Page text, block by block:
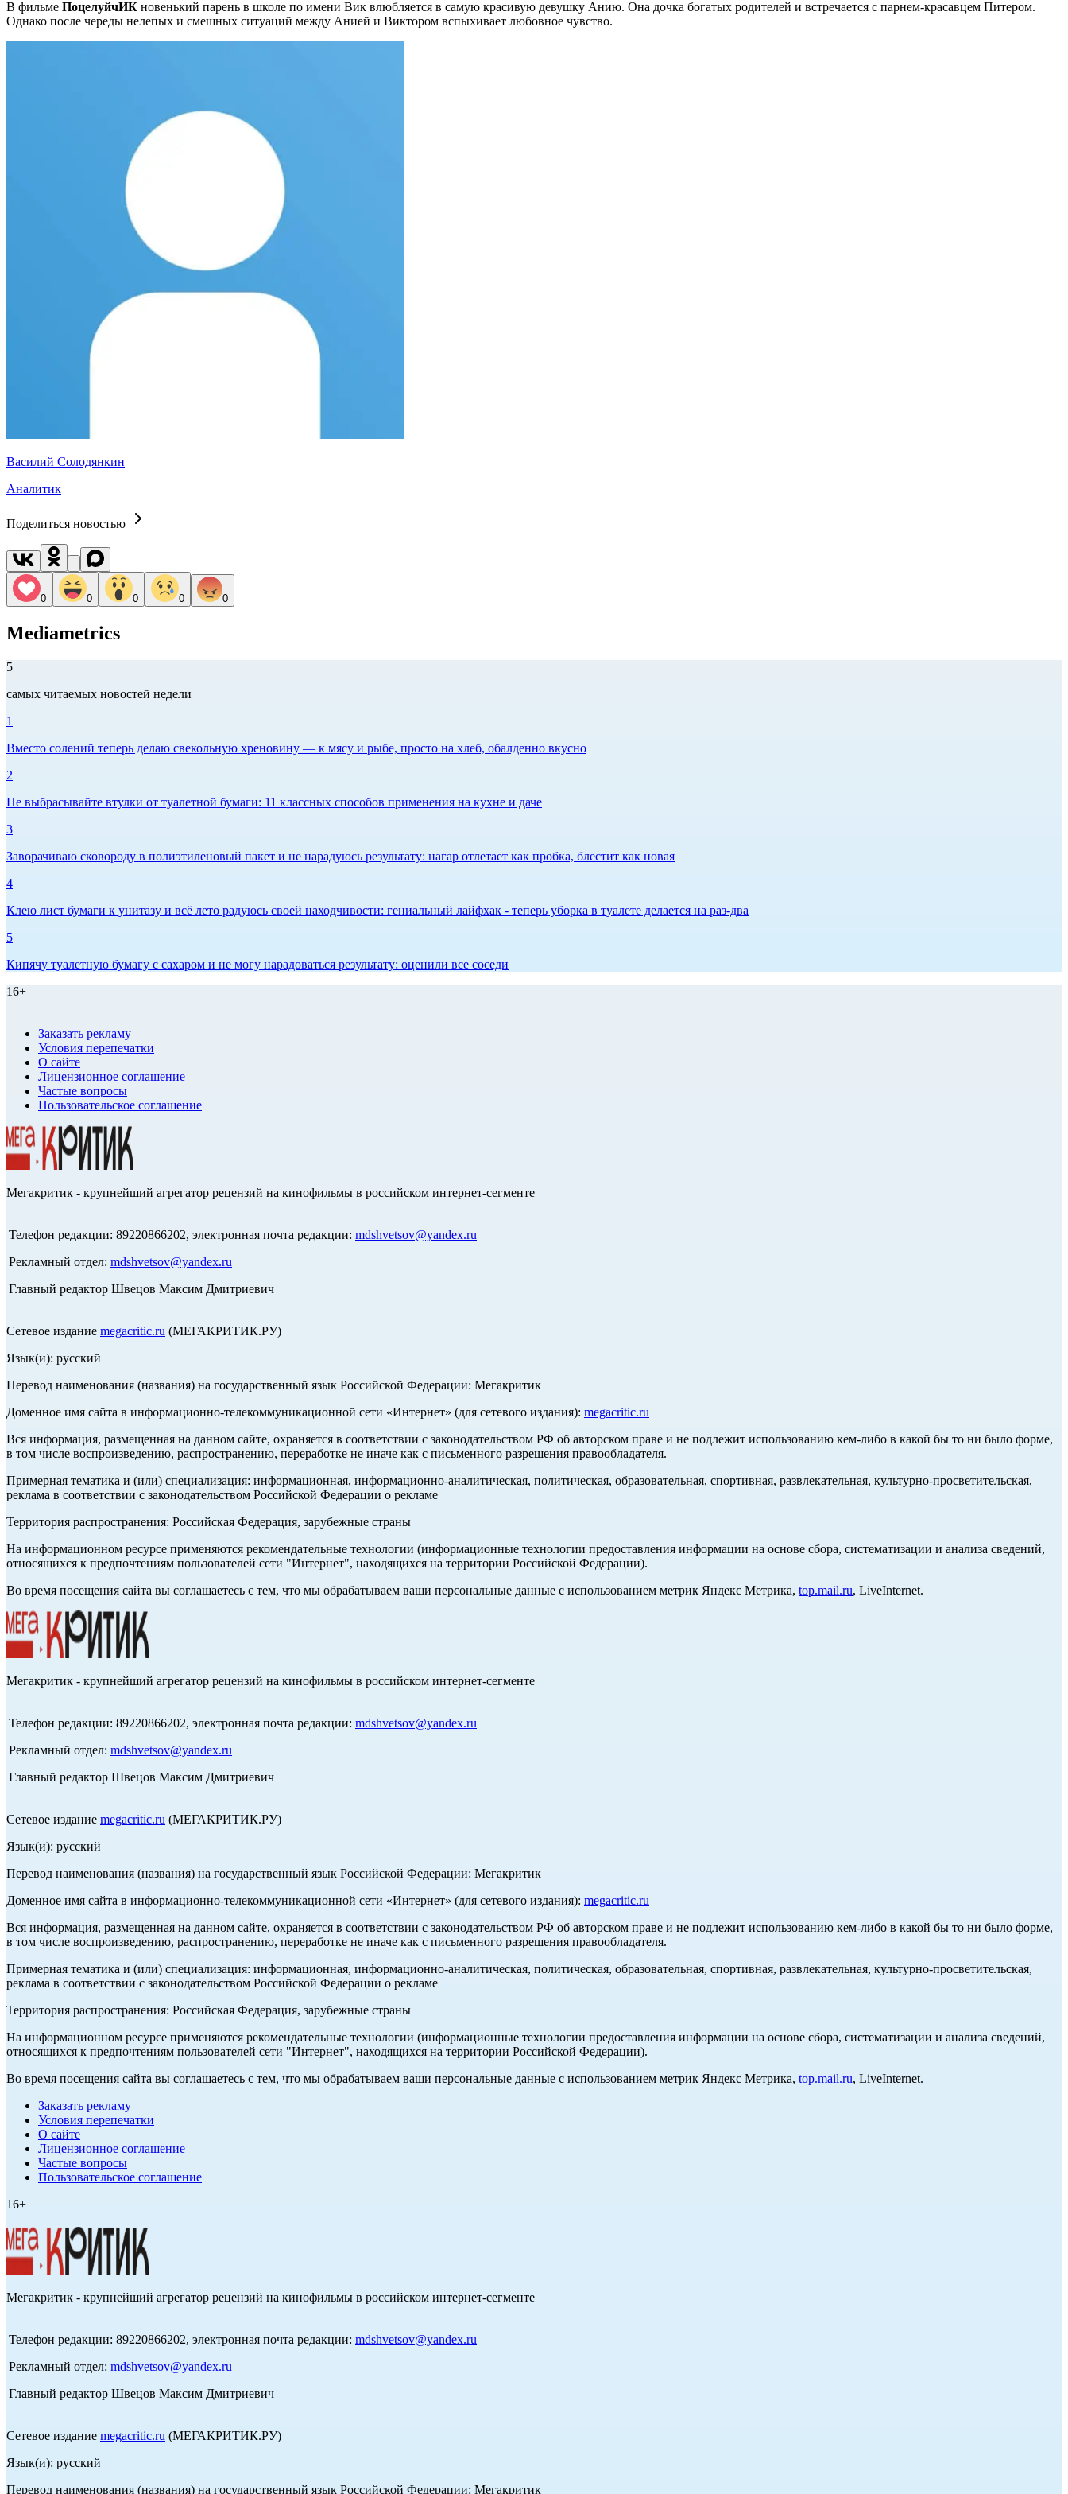
В фильме ПоцелуйчИК новенький парень в школе по имени Вик влюбляется в самую красивую девушку Анию. Она дочка богатых родителей и встречается с парнем-красавцем Питером.
Однако после череды нелепых и смешных ситуаций между Анией и Виктором вспыхивает любовное чувство.
Василий Солодянкин
Аналитик
Поделиться новостью
0 0 0 0 0
Mediametrics
5
самых читаемых новостей недели
1
Вместо солений теперь делаю свекольную хреновину — к мясу и рыбе, просто на хлеб, обалденно вкусно
2
Не выбрасывайте втулки от туалетной бумаги: 11 классных способов применения на кухне и даче
3
Заворачиваю сковороду в полиэтиленовый пакет и не нарадуюсь результату: нагар отлетает как пробка, блестит как новая
4
Клею лист бумаги к унитазу и всё лето радуюсь своей находчивости: гениальный лайфхак - теперь уборка в туалете делается на раз-два
5
Кипячу туалетную бумагу с сахаром и не могу нарадоваться результату: оценили все соседи
16+
Заказать рекламу
Условия перепечатки
О сайте
Лицензионное соглашение
Частые вопросы
Пользовательское соглашение
Мегакритик - крупнейший агрегатор рецензий на кинофильмы в российском интернет-сегменте
Телефон редакции: 89220866202, электронная почта редакции: mdshvetsov@yandex.ru
Рекламный отдел: mdshvetsov@yandex.ru
Главный редактор Швецов Максим Дмитриевич
Сетевое издание megacritic.ru (МЕГАКРИТИК.РУ)
Язык(и): русский
Перевод наименования (названия) на государственный язык Российской Федерации: Мегакритик
Доменное имя сайта в информационно-телекоммуникационной сети «Интернет» (для сетевого издания): megacritic.ru
Вся информация, размещенная на данном сайте, охраняется в соответствии с законодательством РФ об авторском праве и не подлежит использованию кем-либо в какой бы то ни было форме,
в том числе воспроизведению, распространению, переработке не иначе как с письменного разрешения правообладателя.
Примерная тематика и (или) специализация: информационная, информационно-аналитическая, политическая, образовательная, спортивная, развлекательная, культурно-просветительская,
реклама в соответствии с законодательством Российской Федерации о рекламе
Территория распространения: Российская Федерация, зарубежные страны
На информационном ресурсе применяются рекомендательные технологии (информационные технологии предоставления информации на основе сбора, систематизации и анализа сведений,
относящихся к предпочтениям пользователей сети "Интернет", находящихся на территории Российской Федерации).
Во время посещения сайта вы соглашаетесь с тем, что мы обрабатываем ваши персональные данные с использованием метрик Яндекс Метрика, top.mail.ru, LiveInternet.
Мегакритик - крупнейший агрегатор рецензий на кинофильмы в российском интернет-сегменте
Телефон редакции: 89220866202, электронная почта редакции: mdshvetsov@yandex.ru
Рекламный отдел: mdshvetsov@yandex.ru
Главный редактор Швецов Максим Дмитриевич
Сетевое издание megacritic.ru (МЕГАКРИТИК.РУ)
Язык(и): русский
Перевод наименования (названия) на государственный язык Российской Федерации: Мегакритик
Доменное имя сайта в информационно-телекоммуникационной сети «Интернет» (для сетевого издания): megacritic.ru
Вся информация, размещенная на данном сайте, охраняется в соответствии с законодательством РФ об авторском праве и не подлежит использованию кем-либо в какой бы то ни было форме,
в том числе воспроизведению, распространению, переработке не иначе как с письменного разрешения правообладателя.
Примерная тематика и (или) специализация: информационная, информационно-аналитическая, политическая, образовательная, спортивная, развлекательная, культурно-просветительская,
реклама в соответствии с законодательством Российской Федерации о рекламе
Территория распространения: Российская Федерация, зарубежные страны
На информационном ресурсе применяются рекомендательные технологии (информационные технологии предоставления информации на основе сбора, систематизации и анализа сведений,
относящихся к предпочтениям пользователей сети "Интернет", находящихся на территории Российской Федерации).
Во время посещения сайта вы соглашаетесь с тем, что мы обрабатываем ваши персональные данные с использованием метрик Яндекс Метрика, top.mail.ru, LiveInternet.
Заказать рекламу
Условия перепечатки
О сайте
Лицензионное соглашение
Частые вопросы
Пользовательское соглашение
16+
Мегакритик - крупнейший агрегатор рецензий на кинофильмы в российском интернет-сегменте
Телефон редакции: 89220866202, электронная почта редакции: mdshvetsov@yandex.ru
Рекламный отдел: mdshvetsov@yandex.ru
Главный редактор Швецов Максим Дмитриевич
Сетевое издание megacritic.ru (МЕГАКРИТИК.РУ)
Язык(и): русский
Перевод наименования (названия) на государственный язык Российской Федерации: Мегакритик